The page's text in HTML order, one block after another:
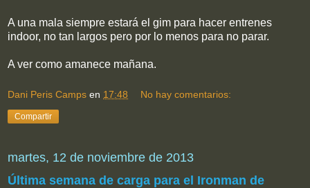
A una mala siempre estará el gim para hacer entrenes
indoor, no tan largos pero por lo menos para no parar.
A ver como amanece mañana.
Dani Peris Camps en 17:48 No hay comentarios:
Compartir
martes, 12 de noviembre de 2013
Última semana de carga para el Ironman de